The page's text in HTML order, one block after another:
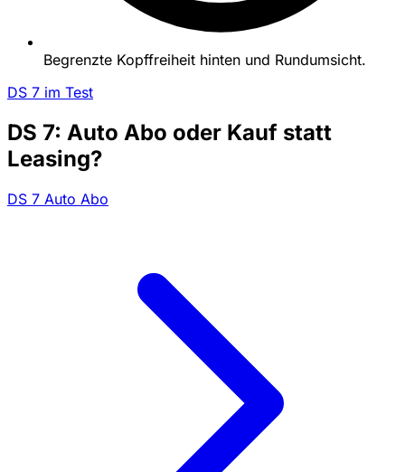
Begrenzte Kopffreiheit hinten und Rundumsicht.
DS 7 im Test
DS 7: Auto Abo oder Kauf statt
Leasing?
DS 7 Auto Abo